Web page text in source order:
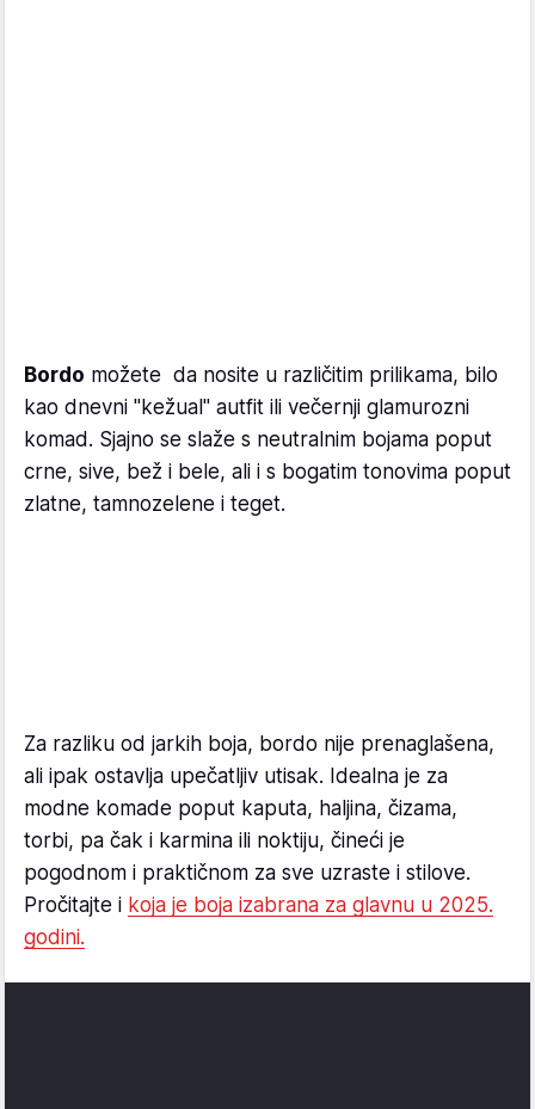
Bordo možete da nosite u različitim prilikama, bilo
kao dnevni "kežual" autfit ili večernji glamurozni
komad. Sjajno se slaže s neutralnim bojama poput
crne, sive, bež i bele, ali i s bogatim tonovima poput
zlatne, tamnozelene i teget.
Za razliku od jarkih boja, bordo nije prenaglašena,
ali ipak ostavlja upečatljiv utisak. Idealna je za
modne komade poput kaputa, haljina, čizama,
torbi, pa čak i karmina ili noktiju, čineći je
pogodnom i praktičnom za sve uzraste i stilove.
Pročitajte i koja je boja izabrana za glavnu u 2025.
godini.